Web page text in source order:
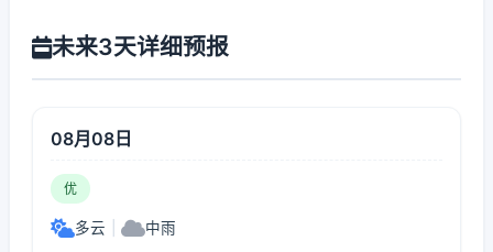
未来3天详细预报
08月08日
优
多云 中雨